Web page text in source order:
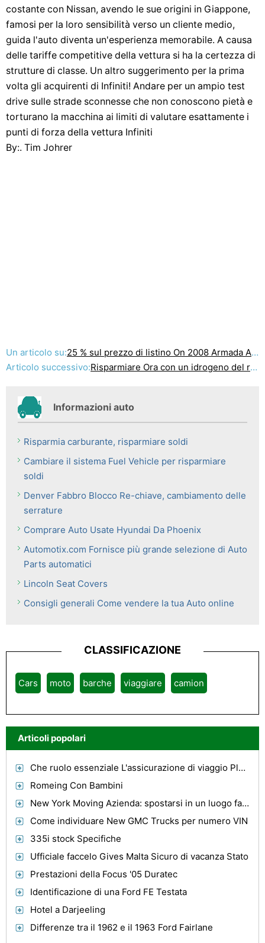
costante con Nissan, avendo le sue origini in Giappone,
famosi per la loro sensibilità verso un cliente medio,
guida l'auto diventa un'esperienza memorabile. A causa
delle tariffe competitive della vettura si ha la certezza di
strutture di classe. Un altro suggerimento per la prima
volta gli acquirenti di Infiniti! Andare per un ampio test
drive sulle strade sconnesse che non conoscono pietà e
torturano la macchina ai limiti di valutare esattamente i
punti di forza della vettura Infiniti
By:. Tim Johrer
Un articolo su:25 % sul prezzo di listino On 2008 Armada Al di Lee Summit Nissan
Articolo successivo:Risparmiare Ora con un idrogeno del risparmiatore del gas
Informazioni auto
Risparmia carburante, risparmiare soldi
Cambiare il sistema Fuel Vehicle per risparmiare
soldi
Denver Fabbro Blocco Re-chiave, cambiamento delle
serrature
Comprare Auto Usate Hyundai Da Phoenix
Automotix.com Fornisce più grande selezione di Auto
Parts automatici
Lincoln Seat Covers
Consigli generali Come vendere la tua Auto online
CLASSIFICAZIONE
Cars moto barche viaggiare camion
Articoli popolari
Che ruolo essenziale L'assicurazione di viaggio Play?
Romeing Con Bambini
New York Moving Azienda: spostarsi in un luogo facilmente
Come individuare New GMC Trucks per numero VIN
335i stock Specifiche
Ufficiale faccelo Gives Malta Sicuro di vacanza Stato
Prestazioni della Focus '05 Duratec
Identificazione di una Ford FE Testata
Hotel a Darjeeling
Differenze tra il 1962 e il 1963 Ford Fairlane